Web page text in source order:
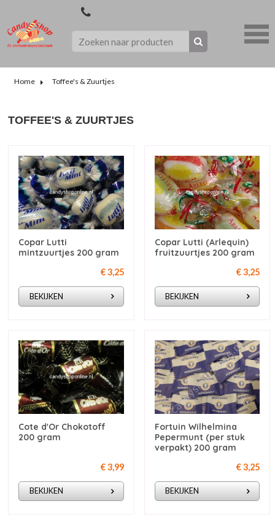
Home Toffee's & Zuurtjes
TOFFEE'S & ZUURTJES
Copar Lutti
mintzuurtjes 200 gram
€ 3,25
BEKIJKEN
Copar Lutti (Arlequin)
fruitzuurtjes 200 gram
€ 3,25
BEKIJKEN
Cote d'Or Chokotoff
200 gram
€ 3,99
BEKIJKEN
Fortuin Wilhelmina
Pepermunt (per stuk
verpakt) 200 gram
€ 3,25
BEKIJKEN